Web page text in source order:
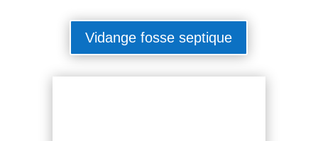
Vidange fosse septique